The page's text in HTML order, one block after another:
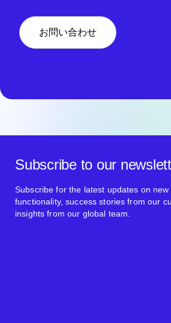
お問い合わせ
Subscribe to our
Subscribe for the latest updates on new
functionality, success stories from our
insights from our global team.